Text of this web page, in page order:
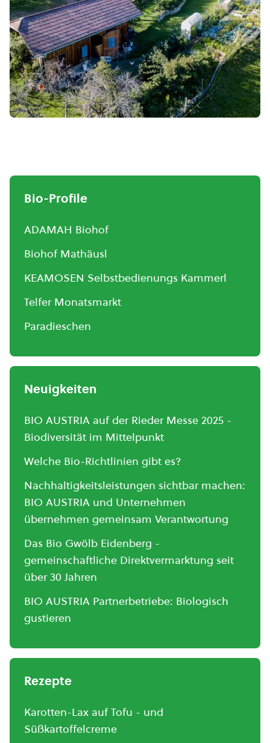
Bio-Profile
ADAMAH Biohof
Biohof Mathäusl
KEAMOSEN Selbstbedienungs Kammerl
Telfer Monatsmarkt
Paradieschen
Neuigkeiten
BIO AUSTRIA auf der Rieder Messe 2025 -
Biodiversität im Mittelpunkt
Welche Bio-Richtlinien gibt es?
Nachhaltigkeitsleistungen sichtbar machen:
BIO AUSTRIA und Unternehmen
übernehmen gemeinsam Verantwortung
Das Bio Gwölb Eidenberg -
gemeinschaftliche Direktvermarktung seit
über 30 Jahren
BIO AUSTRIA Partnerbetriebe: Biologisch
gustieren
Rezepte
Karotten-Lax auf Tofu - und
Süßkartoffelcreme